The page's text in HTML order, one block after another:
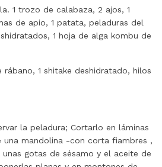
1 trozo de calabaza, 2 ajos, 1
de apio, 1 patata, peladuras del
1 hoja de alga kombu de
rábano, 1 shitake deshidratado, hilos
la peladura; Cortarlo en láminas
una mandolina -con corta fiambres ,
gotas de sésamo y el aceite de